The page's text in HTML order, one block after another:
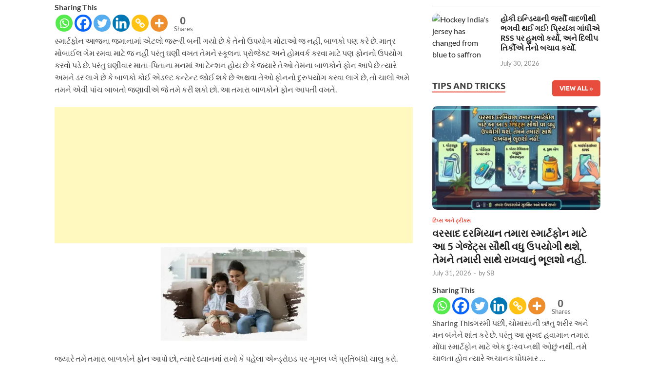
Sharing This
0
Shares
સ્માર્ટફોન આજના જમાનામાં એટલો જરૂરી બની ગયો છે કે તેનો ઉપયોગ મોટાઓ જ નહીં, બાળકો પણ કરે છે. માત્ર
મોબાઈલ ગેમ રમવા માટે જ નહીં પરંતુ ઘણી વખત તેમને સ્કૂલના પ્રોજેક્ટ અને હોમવર્ક કરવા માટે પણ ફોનનો ઉપયોગ
કરવો પડે છે. પરંતુ ઘણીવાર માતા-પિતાના મનમાં આ ટેન્શન હોય છે કે જ્યારે તેઓ તેમના બાળકોને ફોન આપે છે ત્યારે
અમને ડર લાગે છે કે બાળકો કોઈ એડલ્ટ કન્ટેન્ટ જોઈ શકે છે અથવા તેઓ ફોનનો દુરુપયોગ કરવા લાગે છે, તો ચાલો અમે
તમને એવી પાંચ બાબતો જણાવીએ જે તમે કરી શકો છો. આ તમારા બાળકોને ફોન આપતી વખતે.
જ્યારે તમે તમારા બાળકોને ફોન આપો છો, ત્યારે ધ્યાનમાં રાખો કે પહેલા એન્ડ્રોઇડ પર ગૂગલ પ્લે પ્રતિબંધો ચાલુ કરો.
હોકી ઇન્ડિયાની જર્સી વાદળીથી
ભગવી થઈ ગઈ! પ્રિયંકા ગાંધીએ
RSS પર હુમલો કર્યો, અને દિલીપ
તિર્કીએ તેનો બચાવ કર્યો.
July 30, 2026
TIPS AND TRICKS VIEW ALL
ટિપ્સ અને ટ્રીક્સ
વરસાદ દરમિયાન તમારા સ્માર્ટફોન માટે
આ 5 ગેજેટ્સ સૌથી વધુ ઉપયોગી થશે,
તેમને તમારી સાથે રાખવાનું ભૂલશો નહીં.
July 31, 2026 - bySB
Sharing This
0
Shares
Sharing Thisગરમી પછી, ચોમાસાની ઋતુ શરીર અને
મન બંનેને શાંત કરે છે. પરંતુ આ સુખદ હવામાન તમારા
મોંઘા સ્માર્ટફોન માટે એક દુઃસ્વપ્નથી ઓછું નથી. તમે
ચાલતા હોવ ત્યારે અચાનક ધોધમાર …